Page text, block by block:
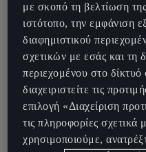
με σκοπό τη βελτίωση
ιστότοπο, την εμφάνιση
διαφημιστικού
σχετικών με εσάς και τη
περιεχομένου στο
διαχειριστείτε τις
επιλογή «Διαχείριση
τις πληροφορίες
χρησιμοποιούμε,